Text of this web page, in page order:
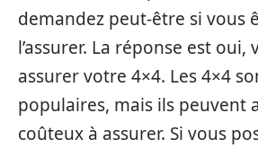
demandez peut-être si vous
l’assurer. La réponse est oui,
assurer votre 4×4. Les 4×4
populaires, mais ils peuvent
coûteux à assurer. Si vous